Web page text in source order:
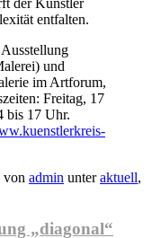
entfalten.
und
im Artforum,
Freitag, 17
bis 17 Uhr.
von admin unteraktuell,
„diagonal“